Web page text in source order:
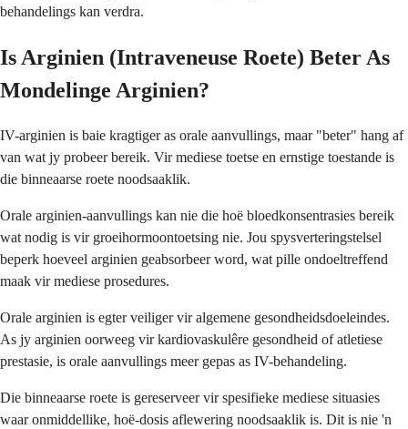
behandelings kan verdra.
Is Arginien (Intraveneuse Roete) Beter As
Mondelinge Arginien?
IV-arginien is baie kragtiger as orale aanvullings, maar "beter" hang af
van wat jy probeer bereik. Vir mediese toetse en ernstige toestande is
die binneaarse roete noodsaaklik.
Orale arginien-aanvullings kan nie die hoë bloedkonsentrasies bereik
wat nodig is vir groeihormoontoetsing nie. Jou spysverteringstelsel
beperk hoeveel arginien geabsorbeer word, wat pille ondoeltreffend
maak vir mediese prosedures.
Orale arginien is egter veiliger vir algemene gesondheidsdoeleindes.
As jy arginien oorweeg vir kardiovaskulêre gesondheid of atletiese
prestasie, is orale aanvullings meer gepas as IV-behandeling.
Die binneaarse roete is gereserveer vir spesifieke mediese situasies
waar onmiddellike, hoë-dosis aflewering noodsaaklik is. Dit is nie 'n